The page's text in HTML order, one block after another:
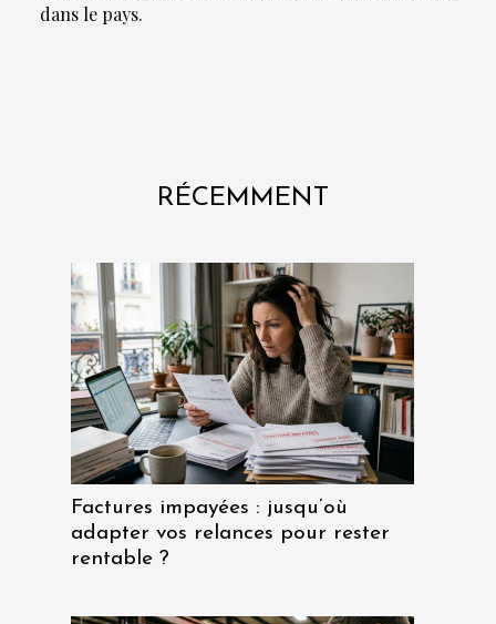
dans le pays.
RÉCEMMENT
Factures impayées : jusqu’où
adapter vos relances pour rester
rentable ?